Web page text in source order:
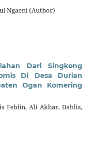
Ngaeni (Author)
Dari Singkong
Di Desa Durian
Ogan Komering
Feblin, Ali Akbar, Dahlia,